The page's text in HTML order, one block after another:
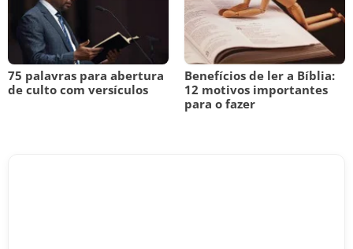
75 palavras para abertura
de culto com versículos
Benefícios de ler a Bíblia:
12 motivos importantes
para o fazer